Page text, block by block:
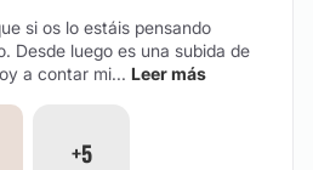
si os lo estáis pensando
Desde luego es una subida de
a contar mi... Leer más
+5